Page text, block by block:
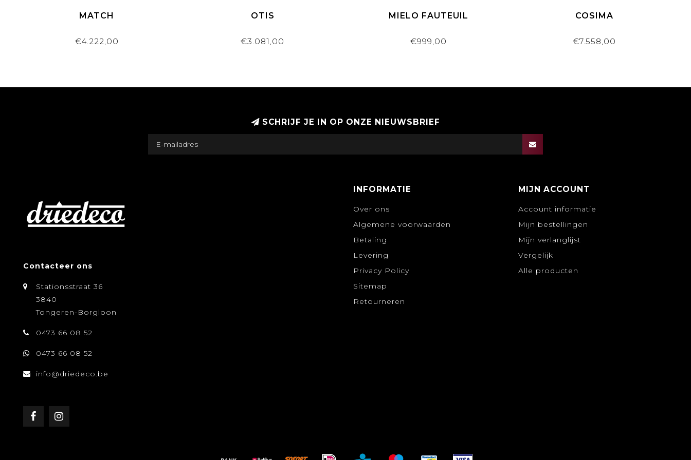
MATCH
€4.222,00
OTIS
€3.081,00
MIELO FAUTEUIL
€999,00
COSIMA
€7.558,00
SCHRIJF JE IN OP ONZE NIEUWSBRIEF
Contacteer ons
Stationsstraat 36
3840
Tongeren-Borgloon
0473 66 08 52
0473 66 08 52
info@driedeco.be
INFORMATIE
Over ons
Algemene voorwaarden
Betaling
Levering
Privacy Policy
Sitemap
Retourneren
MIJN ACCOUNT
Account informatie
Mijn bestellingen
Mijn verlanglijst
Vergelijk
Alle producten